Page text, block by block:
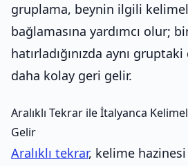
gruplama, beynin ilgili
bağlamasına yardımcı olur;
hatırladığınızda aynı
daha kolay geri gelir.
Aralıklı Tekrar ile İtalyanca
Gelir
Aralıklı tekrar, kelime